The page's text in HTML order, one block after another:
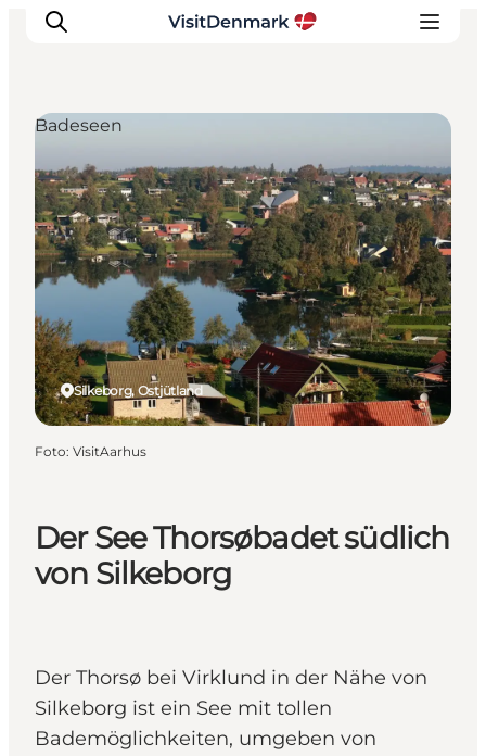
Inspiration
Regionen
Erlebnisse
Unterkünfte
Reiseplanung
Der See Thorsøbadet südlich
von Silkeborg
Der Thorsø bei Virklund in der Nähe von
Silkeborg ist ein See mit tollen
Bademöglichkeiten, umgeben von
Silkeborg, Ostjütland
Badeseen
Foto: VisitAarhus